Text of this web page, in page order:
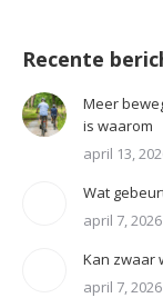
Recente
Meer
is waarom
april 13,
Wat
april 7, 2026
Kan zwaar
april 7, 2026